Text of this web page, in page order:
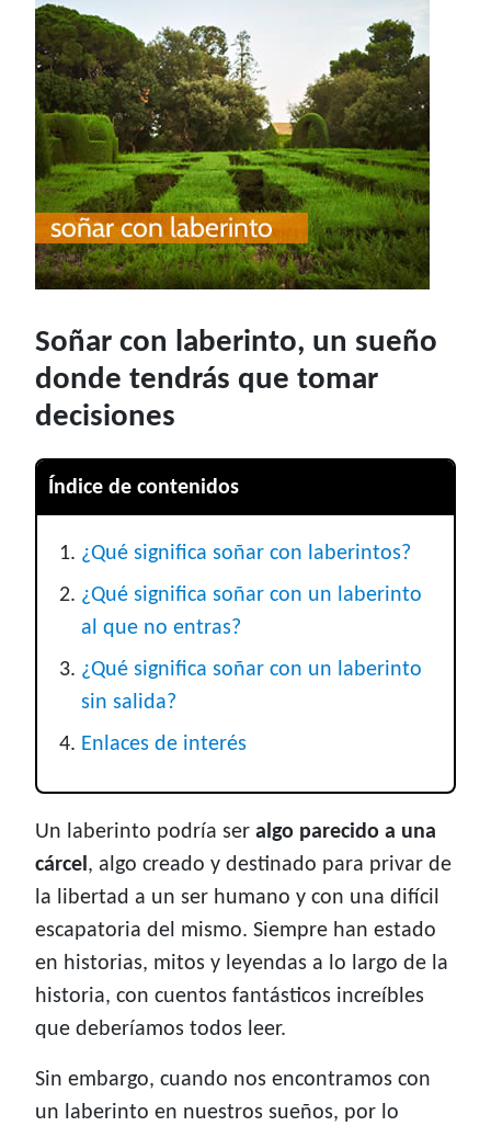
Soñar con laberinto, un sueño
donde tendrás que tomar
decisiones
Índice de contenidos
¿Qué significa soñar con laberintos?
¿Qué significa soñar con un laberinto
al que no entras?
¿Qué significa soñar con un laberinto
sin salida?
Enlaces de interés
Un laberinto podría ser algo parecido a una
cárcel, algo creado y destinado para privar de
la libertad a un ser humano y con una difícil
escapatoria del mismo. Siempre han estado
en historias, mitos y leyendas a lo largo de la
historia, con cuentos fantásticos increíbles
que deberíamos todos leer.
Sin embargo, cuando nos encontramos con
un laberinto en nuestros sueños, por lo